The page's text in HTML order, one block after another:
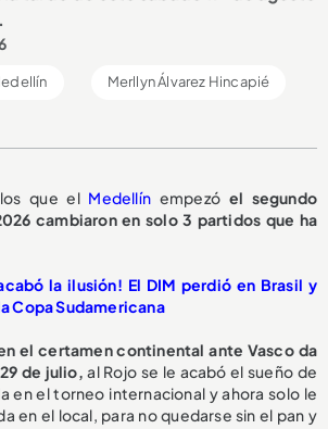
Merllyn Álvarez Hincapié
que el Medellín empezóel segundo
cambiaron en solo 3 partidos que ha
la ilusión! El DIM perdió en Brasil y
Copa Sudamericana
el certamen continental ante Vasco da
de julio, al Rojo se le acabó el sueño de
en el torneo internacional y ahora solo le
en el local, para no quedarse sin el pan y